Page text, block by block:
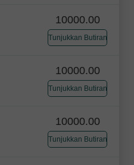
10000.00
Tunjukkan Butiran
10000.00
Tunjukkan Butiran
10000.00
Tunjukkan Butiran